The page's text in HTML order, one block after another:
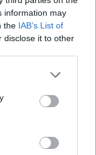
information may
the IAB’s List of
disclose it to other
της